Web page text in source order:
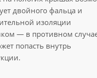
двойного фальца и
изоляции
— в противном
попасть внутрь